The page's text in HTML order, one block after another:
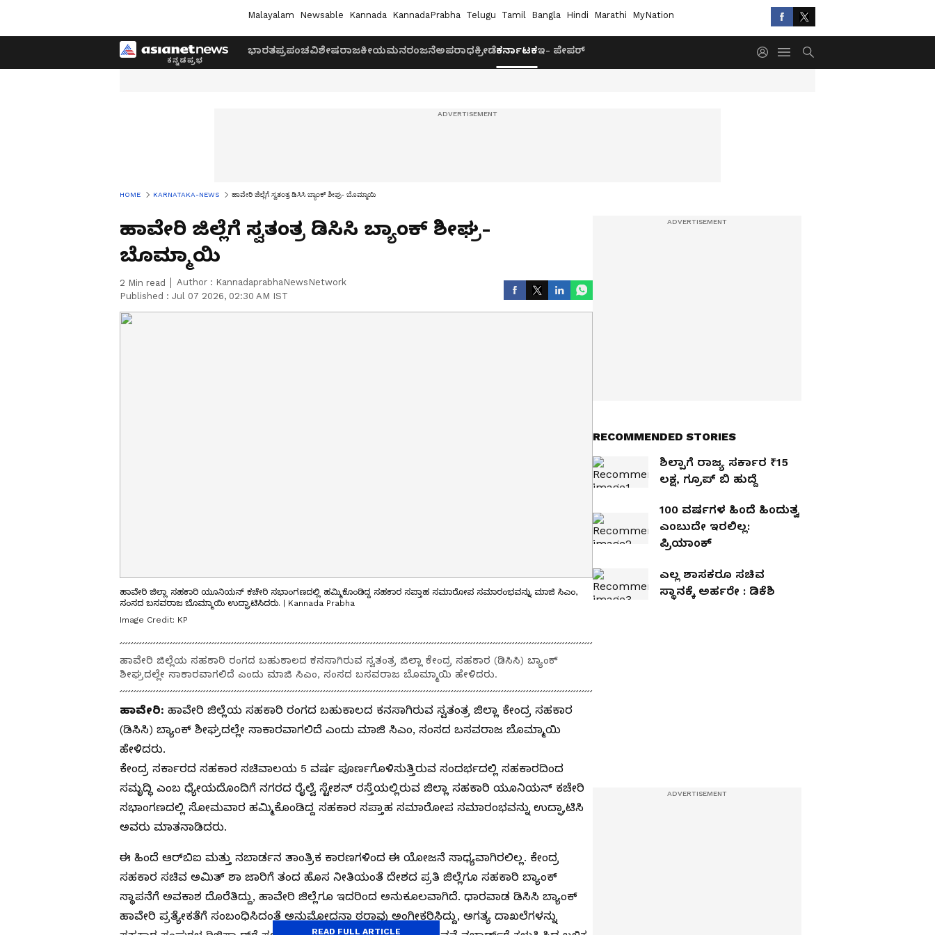
Malayalam Newsable Kannada KannadaPrabha Telugu Tamil Bangla Hindi Marathi MyNation
ಭಾರತಪ್ರಪಂಚವಿಶೇಷರಾಜಕೀಯಮನರಂಜನೆಅಪರಾಧಕ್ರೀಡೆಕರ್ನಾಟಕಇ- ಪೇಪರ್
HOME KARNATAKA-NEWS ಹಾವೇರಿ ಜಿಲ್ಲೆಗೆ ಸ್ವತಂತ್ರ ಡಿಸಿಸಿ ಬ್ಯಾಂಕ್ ಶೀಘ್ರ- ಬೊಮ್ಮಾಯಿ
ಹಾವೇರಿ ಜಿಲ್ಲೆಗೆ ಸ್ವತಂತ್ರ ಡಿಸಿಸಿ ಬ್ಯಾಂಕ್ ಶೀಘ್ರ-
ಬೊಮ್ಮಾಯಿ
2 Min read Author : KannadaprabhaNewsNetwork
Published : Jul 07 2026, 02:30 AM IST
ಹಾವೇರಿ ಜಿಲ್ಲಾ ಸಹಕಾರಿ ಯೂನಿಯನ್ ಕಚೇರಿ ಸಭಾಂಗಣದಲ್ಲಿ ಹಮ್ಮಿಕೊಂಡಿದ್ದ ಸಹಕಾರ ಸಪ್ತಾಹ ಸಮಾರೋಪ ಸಮಾರಂಭವನ್ನು ಮಾಜಿ ಸಿಎಂ,
ಸಂಸದ ಬಸವರಾಜ ಬೊಮ್ಮಾಯಿ ಉದ್ಘಾಟಿಸಿದರು. | Kannada Prabha
Image Credit: KP
ಹಾವೇರಿ ಜಿಲ್ಲೆಯ ಸಹಕಾರಿ ರಂಗದ ಬಹುಕಾಲದ ಕನಸಾಗಿರುವ ಸ್ವತಂತ್ರ ಜಿಲ್ಲಾ ಕೇಂದ್ರ ಸಹಕಾರ (ಡಿಸಿಸಿ) ಬ್ಯಾಂಕ್
ಶೀಘ್ರದಲ್ಲೇ ಸಾಕಾರವಾಗಲಿದೆ ಎಂದು ಮಾಜಿ ಸಿಎಂ, ಸಂಸದ ಬಸವರಾಜ ಬೊಮ್ಮಾಯಿ ಹೇಳಿದರು.
ಹಾವೇರಿ: ಹಾವೇರಿ ಜಿಲ್ಲೆಯ ಸಹಕಾರಿ ರಂಗದ ಬಹುಕಾಲದ ಕನಸಾಗಿರುವ ಸ್ವತಂತ್ರ ಜಿಲ್ಲಾ ಕೇಂದ್ರ ಸಹಕಾರ
(ಡಿಸಿಸಿ) ಬ್ಯಾಂಕ್ ಶೀಘ್ರದಲ್ಲೇ ಸಾಕಾರವಾಗಲಿದೆ ಎಂದು ಮಾಜಿ ಸಿಎಂ, ಸಂಸದ ಬಸವರಾಜ ಬೊಮ್ಮಾಯಿ
ಹೇಳಿದರು.
ಕೇಂದ್ರ ಸರ್ಕಾರದ ಸಹಕಾರ ಸಚಿವಾಲಯ 5 ವರ್ಷ ಪೂರ್ಣಗೊಳಿಸುತ್ತಿರುವ ಸಂದರ್ಭದಲ್ಲಿ ಸಹಕಾರದಿಂದ
ಸಮೃದ್ಧಿ ಎಂಬ ಧ್ಯೇಯದೊಂದಿಗೆ ನಗರದ ರೈಲ್ವೆ ಸ್ಟೇಶನ್ ರಸ್ತೆಯಲ್ಲಿರುವ ಜಿಲ್ಲಾ ಸಹಕಾರಿ ಯೂನಿಯನ್ ಕಚೇರಿ
ಸಭಾಂಗಣದಲ್ಲಿ ಸೋಮವಾರ ಹಮ್ಮಿಕೊಂಡಿದ್ದ ಸಹಕಾರ ಸಪ್ತಾಹ ಸಮಾರೋಪ ಸಮಾರಂಭವನ್ನು ಉದ್ಘಾಟಿಸಿ
ಅವರು ಮಾತನಾಡಿದರು.
ಈ ಹಿಂದೆ ಆರ್‌ಬಿಐ ಮತ್ತು ನಬಾರ್ಡನ ತಾಂತ್ರಿಕ ಕಾರಣಗಳಿಂದ ಈ ಯೋಜನೆ ಸಾಧ್ಯವಾಗಿರಲಿಲ್ಲ. ಕೇಂದ್ರ
ಸಹಕಾರ ಸಚಿವ ಅಮಿತ್ ಶಾ ಜಾರಿಗೆ ತಂದ ಹೊಸ ನೀತಿಯಂತೆ ದೇಶದ ಪ್ರತಿ ಜಿಲ್ಲೆಗೂ ಸಹಕಾರಿ ಬ್ಯಾಂಕ್
ಸ್ಥಾಪನೆಗೆ ಅವಕಾಶ ದೊರೆತಿದ್ದು, ಹಾವೇರಿ ಜಿಲ್ಲೆಗೂ ಇದರಿಂದ ಅನುಕೂಲವಾಗಿದೆ. ಧಾರವಾಡ ಡಿಸಿಸಿ ಬ್ಯಾಂಕ್
ಹಾವೇರಿ ಪ್ರತ್ಯೇಕತೆಗೆ ಸಂಬಂಧಿಸಿದಂತೆ ಅನುಮೋದನಾ ಠರಾವು ಅಂಗೀಕರಿಸಿದ್ದು, ಅಗತ್ಯ ದಾಖಲೆಗಳನ್ನು
READ FULL ARTICLE
RECOMMENDED STORIES
ಶಿಲ್ಪಾಗೆ ರಾಜ್ಯ ಸರ್ಕಾರ ₹15
ಲಕ್ಷ, ಗ್ರೂಪ್‌ ಬಿ ಹುದ್ದೆ
100 ವರ್ಷಗಳ ಹಿಂದೆ ಹಿಂದುತ್ವ
ಎಂಬುದೇ ಇರಲಿಲ್ಲ:
ಪ್ರಿಯಾಂಕ್‌
ಎಲ್ಲ ಶಾಸಕರೂ ಸಚಿವ
ಸ್ಥಾನಕ್ಕೆ ಅರ್ಹರೇ : ಡಿಕೆಶಿ